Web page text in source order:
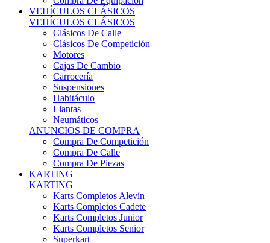
VEHÍCULOS CLÁSICOS
Clásicos De Calle
Clásicos De Competición
Motores
Cajas De Cambio
Carrocería
Suspensiones
Habitáculo
Llantas
Neumáticos
ANUNCIOS DE COMPRA
Compra De Competición
Compra De Calle
Compra De Piezas
KARTING
KARTING
Karts Completos Alevín
Karts Completos Cadete
Karts Completos Junior
Karts Completos Senior
Superkart
Karts Completos Hobbye